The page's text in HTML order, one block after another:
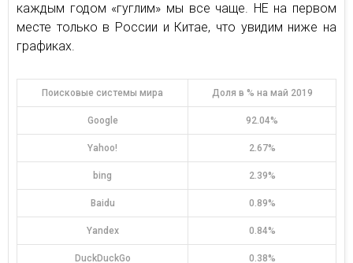
каждым годом «гуглим» мы все чаще. НЕ на первом
месте только в России и Китае, что увидим ниже на
графиках.
Поисковые системы мира Доля в % на май 2019
Google 92.04%
Yahoo! 2.67%
bing 2.39%
Baidu 0.89%
Yandex 0.84%
DuckDuckGo 0.38%